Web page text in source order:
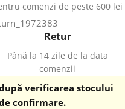
comenzi de peste 600 lei
Retur
Până la 14 zile de la data
comenzii
verificarea stocului
confirmare.